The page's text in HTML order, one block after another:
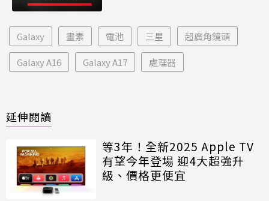
Galaxy 畫素 電池 三星 超廣角鏡頭
Galaxy A16 Galaxy A17 處理器
延伸閱讀
等3年！全新2025 Apple TV
有望今年登場 迎4大超強升
級、價格更便宜